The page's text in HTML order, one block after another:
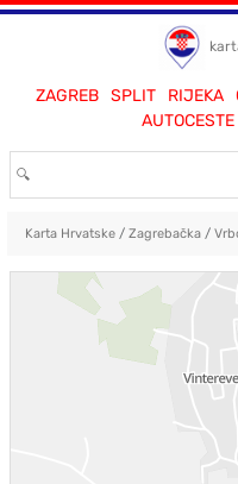
ZAGREB SPLIT RIJEKA
AUTOCESTE
Karta Hrvatske/ Zagrebačka/